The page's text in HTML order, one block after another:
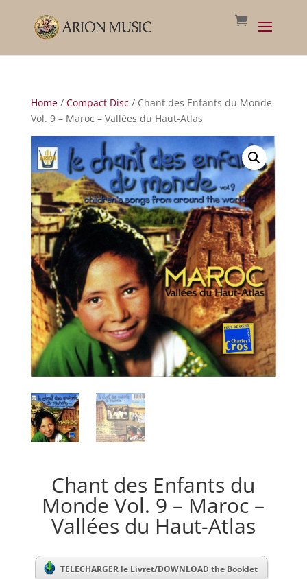
Home/ Compact Disc/ Chant des Enfants du Monde
Vol. 9 – Maroc – Vallées du Haut-Atlas
Chant des Enfants du
Monde Vol. 9 – Maroc –
Vallées du Haut-Atlas
TELECHARGER le Livret/DOWNLOAD the Booklet